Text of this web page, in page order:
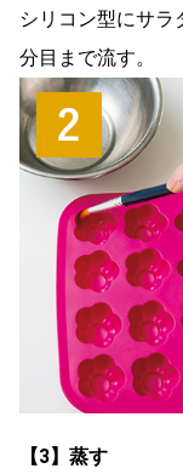
シリコン型にサ
分目まで流す。
【3】蒸す